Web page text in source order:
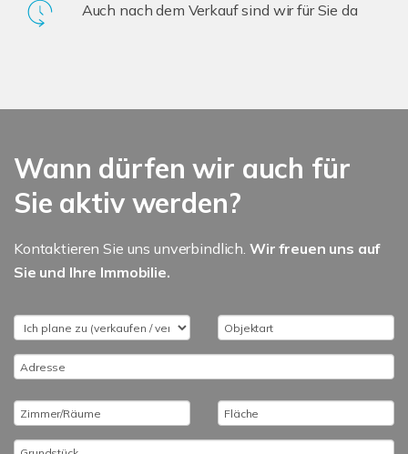
Auch nach dem Verkauf sind wir für Sie da
Wann dürfen wir auch für
Sie aktiv werden?
Kontaktieren Sie uns unverbindlich. Wir freuen uns auf
Sie und Ihre Immobilie.